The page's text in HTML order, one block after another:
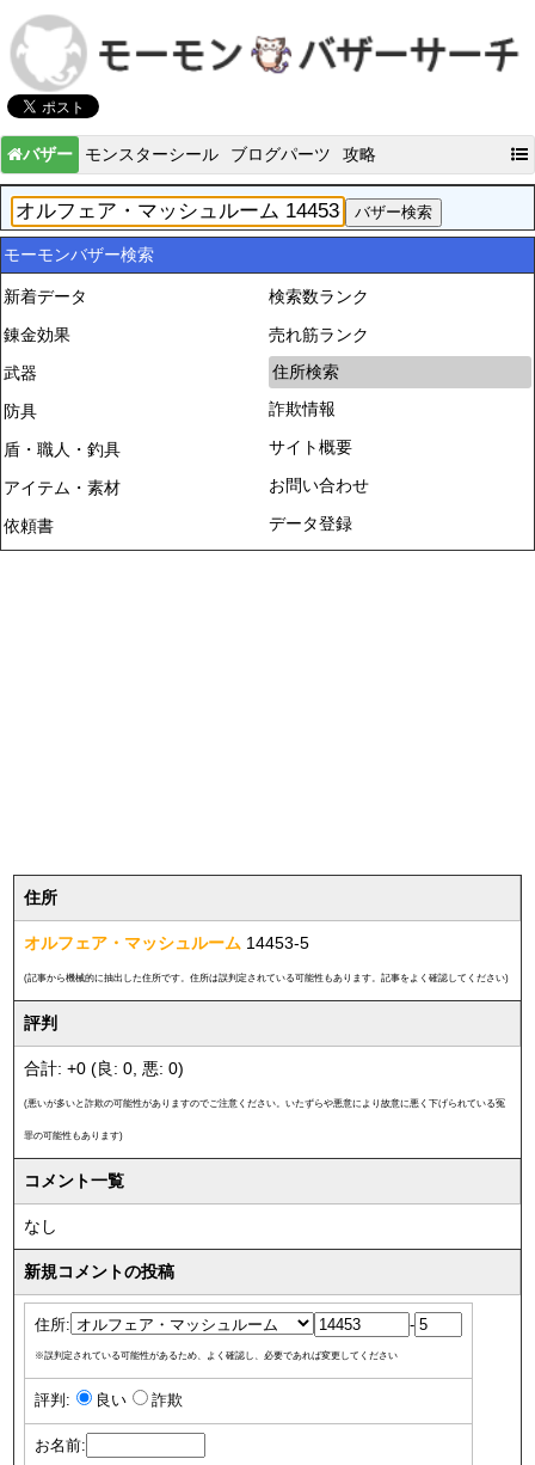
バザー モンスターシール ブログパーツ 攻略
モーモンバザー検索
新着データ
錬金効果
武器
防具
盾・職人・釣具
アイテム・素材
依頼書
検索数ランク
売れ筋ランク
住所検索
詐欺情報
サイト概要
お問い合わせ
データ登録
住所
オルフェア・マッシュルーム 14453-5
(記事から機械的に抽出した住所です。住所は誤判定されている可能性もあります。記事をよく確認してください)
評判
合計: +0 (良: 0, 悪: 0)
(悪いが多いと詐欺の可能性がありますのでご注意ください。いたずらや悪意により故意に悪く下げられている冤
罪の可能性もあります)
コメント一覧
なし
新規コメントの投稿
住所: -
※誤判定されている可能性があるため、よく確認し、必要であれば変更してください
評判: 良い 詐欺
お名前: